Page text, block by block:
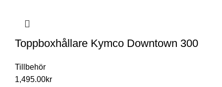
Toppboxhållare Kymco Downtown 300
Tillbehör
1,495.00kr